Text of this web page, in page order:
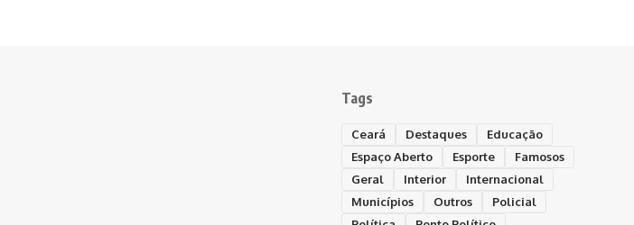
Tags
Ceará Destaques
Educação
Espaço Aberto
Esporte
Famosos
Geral
Interior
Internacional
Municípios
Outros
Policial